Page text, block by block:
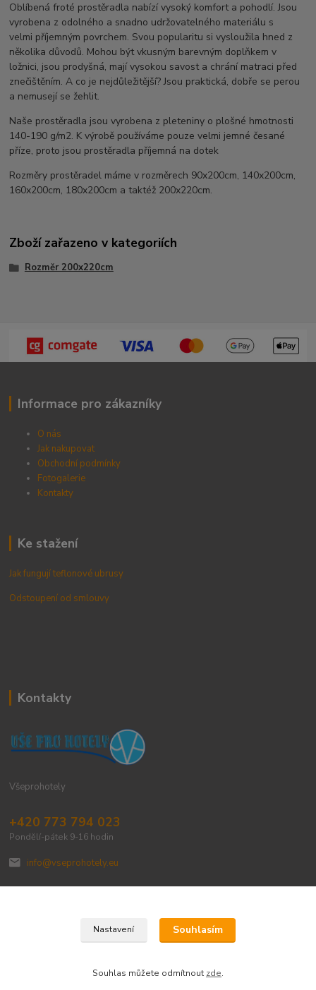
Oblíbená froté prostěradla nabízí vysoký komfort a pohodlí. Jsou
vyrobena z odolného a snadno udržovatelného materiálu s
velmi příjemným povrchem. Svou popularitu si vysloužila hned z
několika důvodů. Mohou být vkusným barevným doplňkem v
ložnici, jsou prodyšná, mají vysokou savost a chrání matraci před
znečištěním. A co je nejdůležitější? Jsou praktická, dobře se perou
a nemusejí se žehlit.
Naše prostěradla jsou vyrobena z pleteniny o plošné hmotnosti
140-190 g/m2. K výrobě používáme pouze velmi jemné česané
příze, proto jsou prostěradla příjemná na dotek
Rozměry prostěradel máme v rozměrech 90x200cm, 140x200cm,
160x200cm, 180x200cm a taktéž 200x220cm.
Zboží zařazeno v kategoriích
Rozměr 200x220cm
Informace pro zákazníky
O nás
Jak nakupovat
Obchodní podmínky
Fotogalerie
Kontakty
Ke stažení
Jak fungují teflonové ubrusy
Odstoupení od smlouvy
Kontakty
Všeprohotely
+420 773 794 023
Pondělí-pátek 9-16 hodin
info@vseprohotely.eu
Upravit sběr cookies.
Nastavení Souhlasím
Souhlas můžete odmítnout zde.